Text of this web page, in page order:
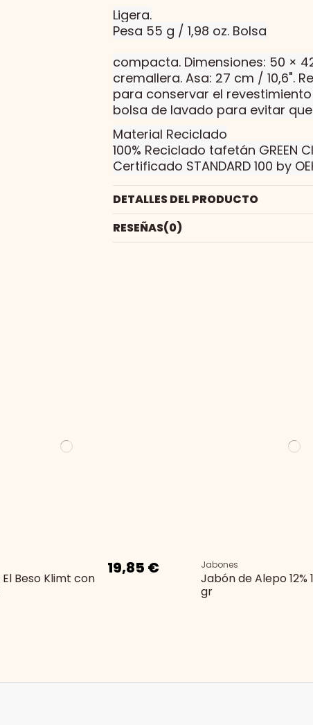
Ligera.
Pesa 55 g / 1,98 oz. Bolsa
compacta. Dimensiones: 50 ×
cremallera. Asa: 27 cm / 10,6".
para conservar el
bolsa de lavado para evitar
Material Reciclado
100% Reciclado tafetán GREEN
Certificado STANDARD 100 by
DETALLES DEL PRODUCTO
RESEÑAS(0)
El Beso Klimt con
19,85 € Jabones
Jabón de Alepo 12%
gr